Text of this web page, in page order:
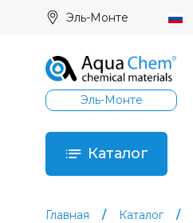
Эль-Монте
Эль-Монте
Каталог
Главная Каталог